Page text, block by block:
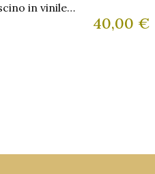
in vinile…
40,00 €